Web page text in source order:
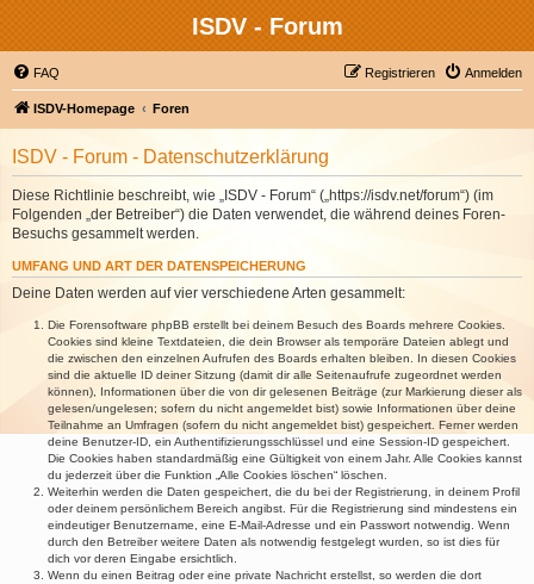
ISDV - Forum
FAQ Anmelden
Registrieren
ISDV-Homepage Foren
ISDV - Forum - Datenschutzerklärung
Diese Richtlinie beschreibt, wie „ISDV - Forum“ („https://isdv.net/forum“) (im
Folgenden „der Betreiber“) die Daten verwendet, die während deines Foren-
Besuchs gesammelt werden.
UMFANG UND ART DER DATENSPEICHERUNG
Deine Daten werden auf vier verschiedene Arten gesammelt:
Die Forensoftware phpBB erstellt bei deinem Besuch des Boards mehrere Cookies.
Cookies sind kleine Textdateien, die dein Browser als temporäre Dateien ablegt und
die zwischen den einzelnen Aufrufen des Boards erhalten bleiben. In diesen Cookies
sind die aktuelle ID deiner Sitzung (damit dir alle Seitenaufrufe zugeordnet werden
können), Informationen über die von dir gelesenen Beiträge (zur Markierung dieser als
gelesen/ungelesen; sofern du nicht angemeldet bist) sowie Informationen über deine
Teilnahme an Umfragen (sofern du nicht angemeldet bist) gespeichert. Ferner werden
deine Benutzer-ID, ein Authentifizierungsschlüssel und eine Session-ID gespeichert.
Die Cookies haben standardmäßig eine Gültigkeit von einem Jahr. Alle Cookies kannst
du jederzeit über die Funktion „Alle Cookies löschen“ löschen.
Weiterhin werden die Daten gespeichert, die du bei der Registrierung, in deinem Profil
oder deinem persönlichem Bereich angibst. Für die Registrierung sind mindestens ein
eindeutiger Benutzername, eine E-Mail-Adresse und ein Passwort notwendig. Wenn
durch den Betreiber weitere Daten als notwendig festgelegt wurden, so ist dies für
dich vor deren Eingabe ersichtlich.
Wenn du einen Beitrag oder eine private Nachricht erstellst, so werden die dort